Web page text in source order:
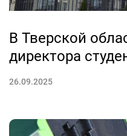
В Тверской
директора
26.09.2025